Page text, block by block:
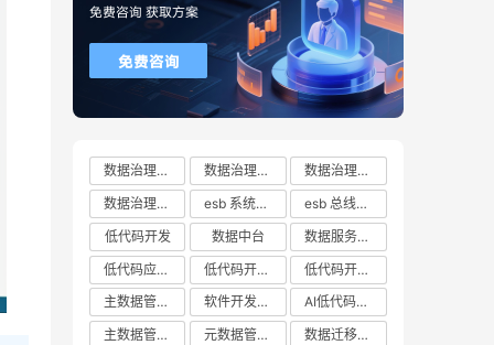
数据治理方案 数据治理方案哪家好
数据治理方案有哪些
数据治理方案推荐
esb 系统都有哪些
esb 总线十大厂商排行榜
低代码开发
数据中台
数据服务总线
低代码应用平台
低代码开发云平台
低代码开发平台
主数据管理系统
软件开发平台
AI低代码开发
主数据管理平台
元数据管理系统
数据迁移工具